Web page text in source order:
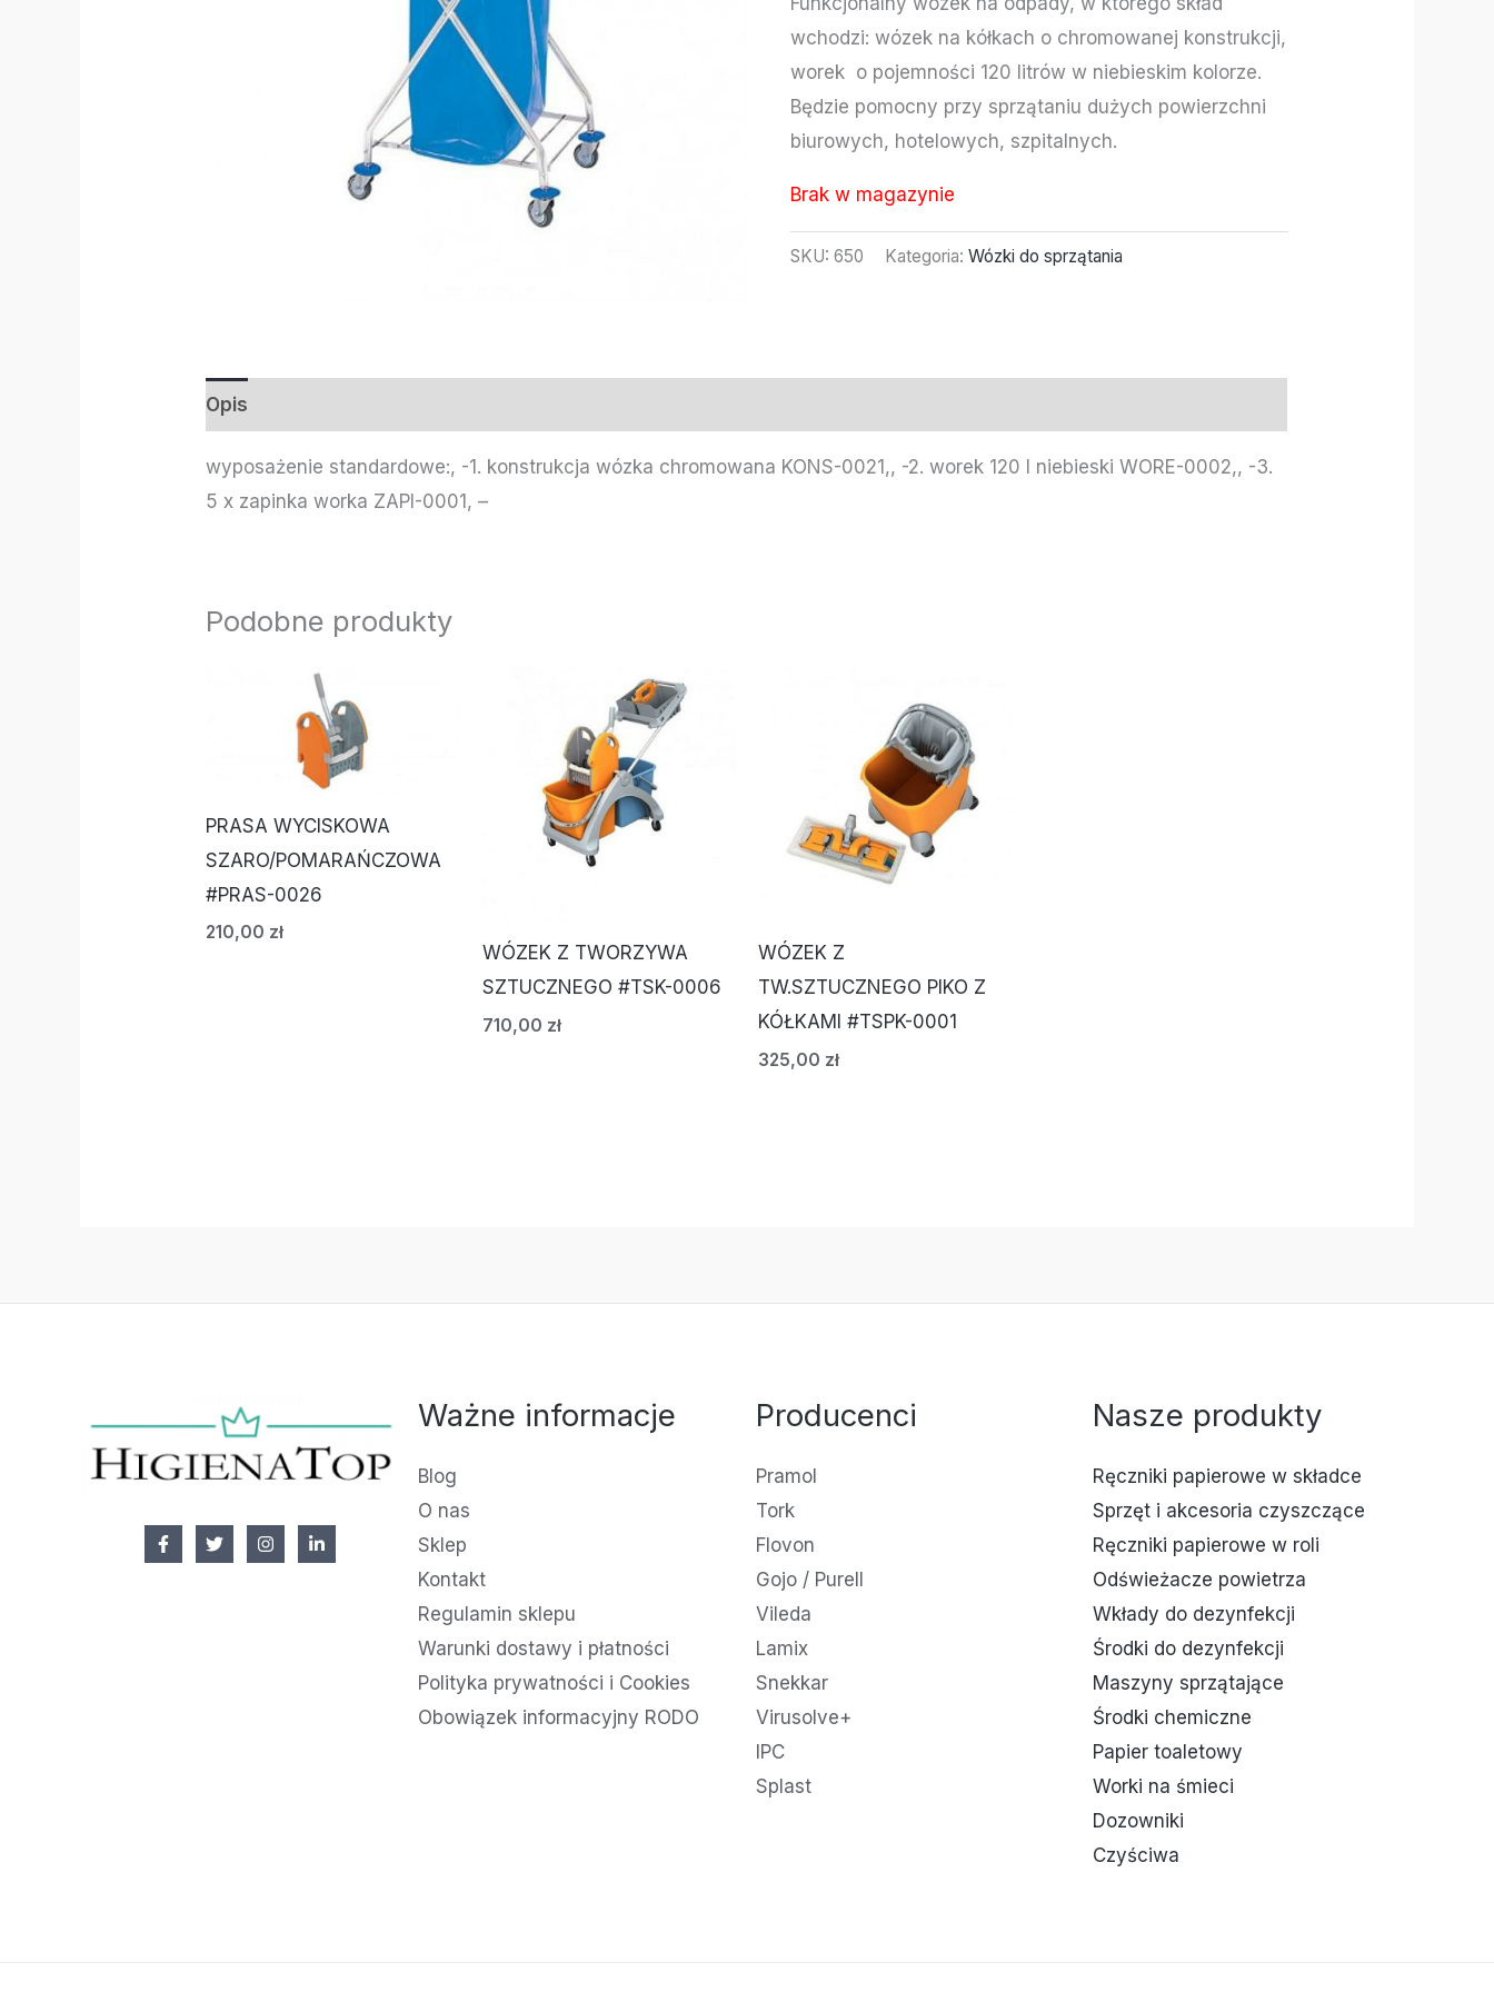
wchodzi: wózek na kółkach o chromowanej konstrukcji,
worek o pojemności 120 litrów w niebieskim kolorze.
Będzie pomocny przy sprzątaniu dużych powierzchni
biurowych, hotelowych, szpitalnych.
Brak w magazynie
SKU: 650 Kategoria: Wózki do sprzątania
Opis
wyposażenie standardowe:, -1. konstrukcja wózka chromowana KONS-0021,, -2. worek 120 l niebieski WORE-0002,, -3.
5 x zapinka worka ZAPI-0001, –
Podobne produkty
PRASA WYCISKOWA
SZARO/POMARAŃCZOWA
#PRAS-0026
210,00 zł
WÓZEK Z TWORZYWA
SZTUCZNEGO #TSK-0006
710,00 zł
WÓZEK Z
TW.SZTUCZNEGO PIKO Z
KÓŁKAMI #TSPK-0001
325,00 zł
Ważne informacje
Blog
O nas
Sklep
Kontakt
Regulamin sklepu
Warunki dostawy i płatności
Polityka prywatności i Cookies
Obowiązek informacyjny RODO
Producenci
Pramol
Tork
Flovon
Gojo / Purell
Vileda
Lamix
Snekkar
Virusolve+
IPC
Splast
Nasze produkty
Ręczniki papierowe w składce
Sprzęt i akcesoria czyszczące
Ręczniki papierowe w roli
Odświeżacze powietrza
Wkłady do dezynfekcji
Środki do dezynfekcji
Maszyny sprzątające
Środki chemiczne
Papier toaletowy
Worki na śmieci
Dozowniki
Czyściwa